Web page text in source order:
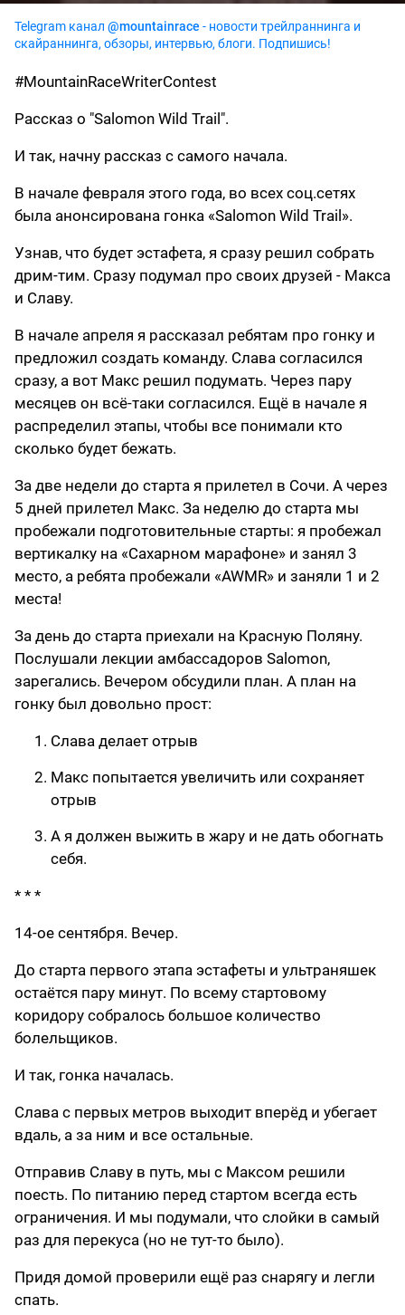
Telegram канал @mountainrace - новости трейлраннинга и
скайраннинга, обзоры, интервью, блоги. Подпишись!
#MountainRaceWriterContest
Рассказ о "Salomon Wild Trail".
И так, начну рассказ с самого начала.
В начале февраля этого года, во всех соц.сетях
была анонсирована гонка «Salomon Wild Trail».
Узнав, что будет эстафета, я сразу решил собрать
дрим-тим. Сразу подумал про своих друзей - Макса
и Славу.
В начале апреля я рассказал ребятам про гонку и
предложил создать команду. Слава согласился
сразу, а вот Макс решил подумать. Через пару
месяцев он всё-таки согласился. Ещё в начале я
распределил этапы, чтобы все понимали кто
сколько будет бежать.
За две недели до старта я прилетел в Сочи. А через
5 дней прилетел Макс. За неделю до старта мы
пробежали подготовительные старты: я пробежал
вертикалку на «Сахарном марафоне» и занял 3
место, а ребята пробежали «AWMR» и заняли 1 и 2
места!
За день до старта приехали на Красную Поляну.
Послушали лекции амбассадоров Salomon,
зарегались. Вечером обсудили план. А план на
гонку был довольно прост:
Слава делает отрыв
Макс попытается увеличить или сохраняет
отрыв
А я должен выжить в жару и не дать обогнать
себя.
* * *
14-ое сентября. Вечер.
До старта первого этапа эстафеты и ультраняшек
остаётся пару минут. По всему стартовому
коридору собралось большое количество
болельщиков.
И так, гонка началась.
Слава с первых метров выходит вперёд и убегает
вдаль, а за ним и все остальные.
Отправив Славу в путь, мы с Максом решили
поесть. По питанию перед стартом всегда есть
ограничения. И мы подумали, что слойки в самый
раз для перекуса (но не тут-то было).
Придя домой проверили ещё раз снарягу и легли
спать.